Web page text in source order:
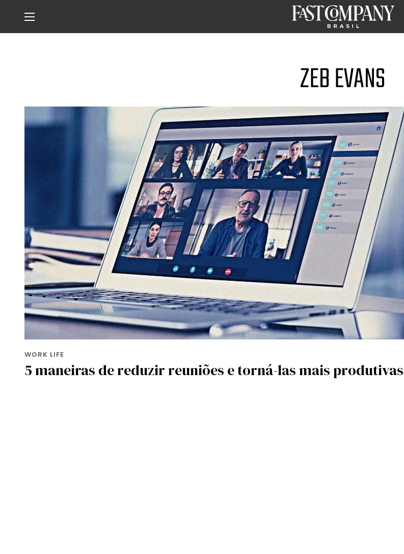
ZEB EVANS
WORK LIFE
5 maneiras de reduzir reuniões e torná-las mais produtivas